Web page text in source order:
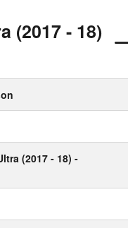
(2017 - 18)
(2017 - 18) -